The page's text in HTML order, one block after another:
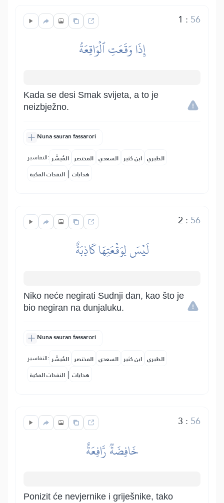
1 : 56
إِذَا وَقَعَتِ ٱلۡوَاقِعَةُ
Kada se desi Smak svijeta, a to je
neizbježno.
Nuna sauran fassarori
التفاسير: المُيسَّر المختصر السعدي ابن كثير الطبري
النفحات المكية | هدايات
2 : 56
لَيۡسَ لِوَقۡعَتِهَا كَاذِبَةٌ
Niko neće negirati Sudnji dan, kao što je
bio negiran na dunjaluku.
Nuna sauran fassarori
التفاسير: المُيسَّر المختصر السعدي ابن كثير الطبري
النفحات المكية | هدايات
3 : 56
خَافِضَةٞ رَّافِعَةٌ
Ponizit će nevjernike i griješnike, tako